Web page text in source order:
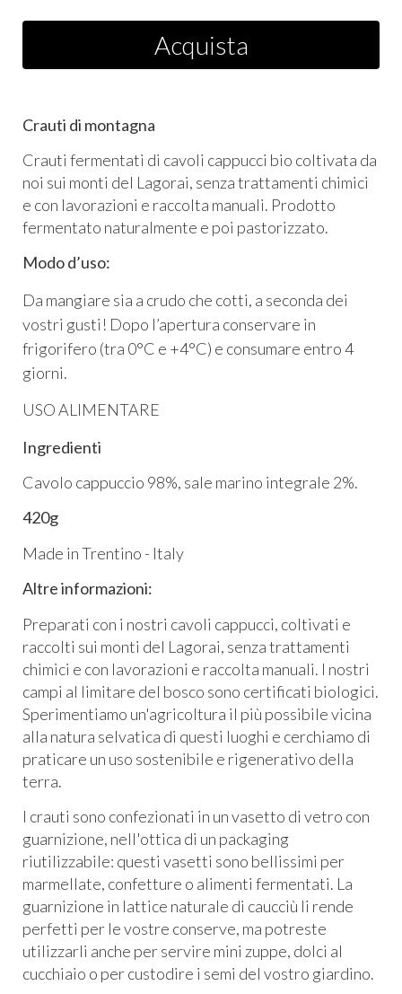
Acquista
Crauti di montagna
Crauti fermentati di cavoli cappucci bio coltivata da
noi sui monti del Lagorai, senza trattamenti chimici
e con lavorazioni e raccolta manuali. Prodotto
fermentato naturalmente e poi pastorizzato.
Modo d’uso:
Da mangiare sia a crudo che cotti, a seconda dei
vostri gusti! Dopo l’apertura conservare in
frigorifero (tra 0°C e +4°C) e consumare entro 4
giorni.
USO ALIMENTARE
Ingredienti
Cavolo cappuccio 98%, sale marino integrale 2%.
420g
Made in Trentino - Italy
Altre informazioni:
Preparati con i nostri cavoli cappucci, coltivati e
raccolti sui monti del Lagorai, senza trattamenti
chimici e con lavorazioni e raccolta manuali. I nostri
campi al limitare del bosco sono certificati biologici.
Sperimentiamo un'agricoltura il più possibile vicina
alla natura selvatica di questi luoghi e cerchiamo di
praticare un uso sostenibile e rigenerativo della
terra.
I crauti sono confezionati in un vasetto di vetro con
guarnizione, nell'ottica di un packaging
riutilizzabile: questi vasetti sono bellissimi per
marmellate, confetture o alimenti fermentati. La
guarnizione in lattice naturale di caucciù li rende
perfetti per le vostre conserve, ma potreste
utilizzarli anche per servire mini zuppe, dolci al
cucchiaio o per custodire i semi del vostro giardino.